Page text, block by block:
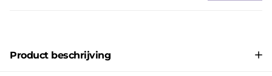
Product beschrijving